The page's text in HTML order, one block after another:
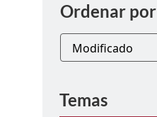
Ordenar por
Temas